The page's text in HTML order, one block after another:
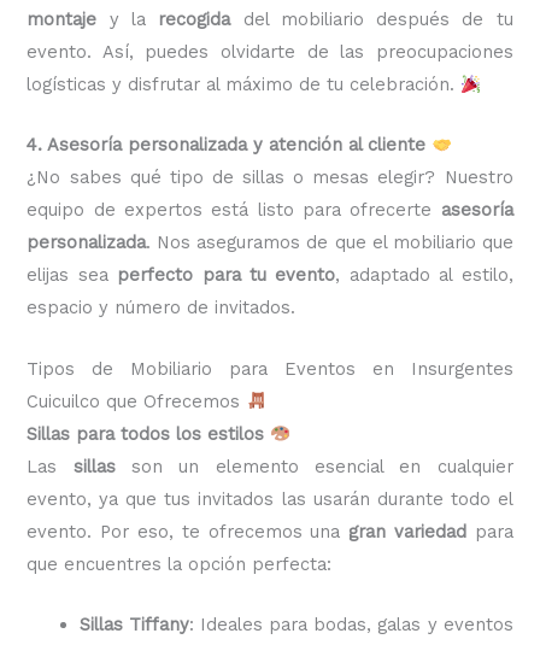
montaje y la recogidadel mobiliario después de tu
evento. Así, puedes olvidarte de las preocupaciones
logísticas y disfrutar al máximo de tu celebración.
4. Asesoría personalizada y atención al cliente
¿No sabes qué tipo de sillas o mesas elegir? Nuestro
equipo de expertos está listo para ofrecerte asesoría
personalizada. Nos aseguramos de que el mobiliario que
elijas sea perfecto para tu evento, adaptado al estilo,
espacio y número de invitados.
Tipos de Mobiliario para Eventos en Insurgentes
Cuicuilco que Ofrecemos
Sillas para todos los estilos
Las sillasson un elemento esencial en cualquier
evento, ya que tus invitados las usarán durante todo el
evento. Por eso, te ofrecemos una gran variedadpara
que encuentres la opción perfecta:
Sillas Tiffany: Ideales para bodas, galas y eventos